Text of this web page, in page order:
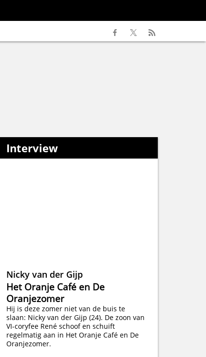
Interview
Nicky van der Gijp
Het Oranje Café en De
Oranjezomer
Hij is deze zomer niet van de buis te
slaan: Nicky van der Gijp (24). De zoon van
VI-coryfee René schoof en schuift
regelmatig aan in Het Oranje Café en De
Oranjezomer.